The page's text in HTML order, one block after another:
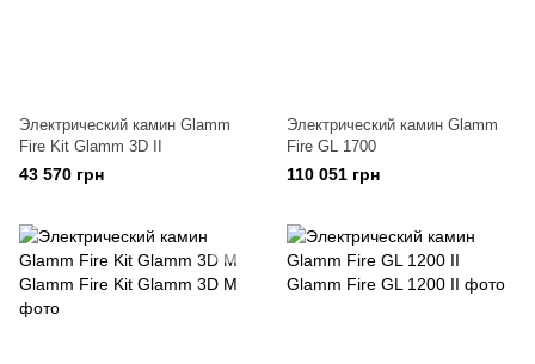
Электрический камин Glamm
Fire Kit Glamm 3D II
43 570 грн
Электрический камин Glamm
Fire GL 1700
110 051 грн